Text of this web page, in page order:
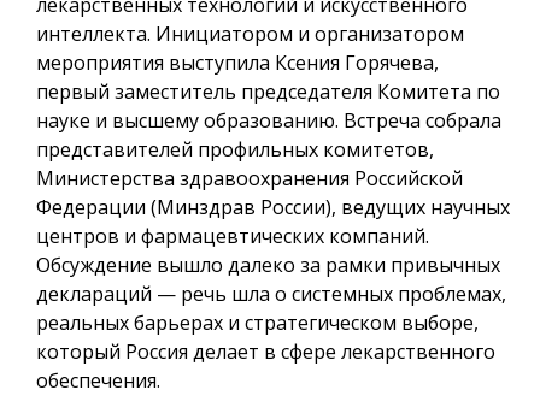
интеллекта. Инициатором и организатором
мероприятия выступила Ксения Горячева,
первый заместитель председателя Комитета по
науке и высшему образованию. Встреча собрала
представителей профильных комитетов,
Министерства здравоохранения Российской
Федерации (Минздрав России), ведущих научных
центров и фармацевтических компаний.
Обсуждение вышло далеко за рамки привычных
деклараций — речь шла о системных проблемах,
реальных барьерах и стратегическом выборе,
который Россия делает в сфере лекарственного
обеспечения.